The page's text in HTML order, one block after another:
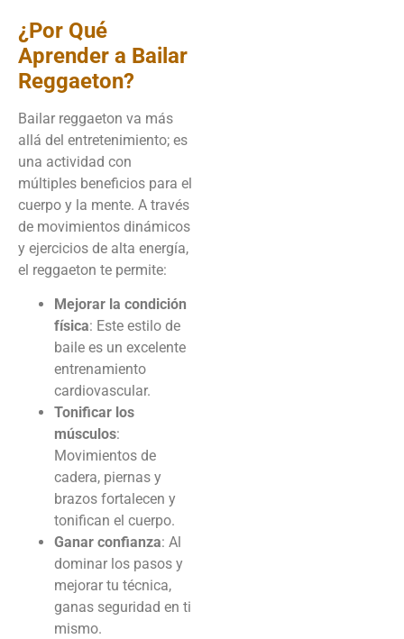
¿Por Qué
Aprender a Bailar
Reggaeton?
Bailar reggaeton va más
allá del entretenimiento; es
una actividad con
múltiples beneficios para el
cuerpo y la mente. A través
de movimientos dinámicos
y ejercicios de alta energía,
el reggaeton te permite:
Mejorar la condición
física: Este estilo de
baile es un excelente
entrenamiento
cardiovascular.
Tonificar los
músculos:
Movimientos de
cadera, piernas y
brazos fortalecen y
tonifican el cuerpo.
Ganar confianza: Al
dominar los pasos y
mejorar tu técnica,
ganas seguridad en ti
mismo.